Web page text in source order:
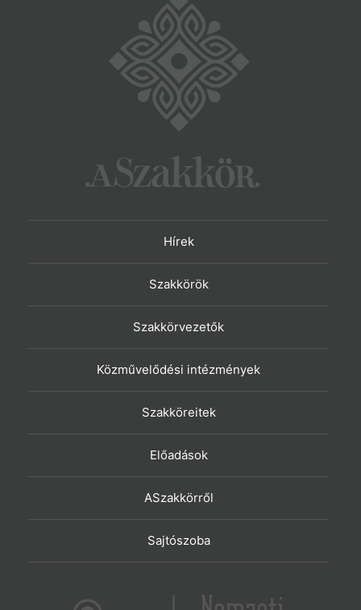
Hírek
Szakkörök
Szakkörvezetők
Közművelődési intézmények
Szakköreitek
Előadások
ASzakkörről
Sajtószoba